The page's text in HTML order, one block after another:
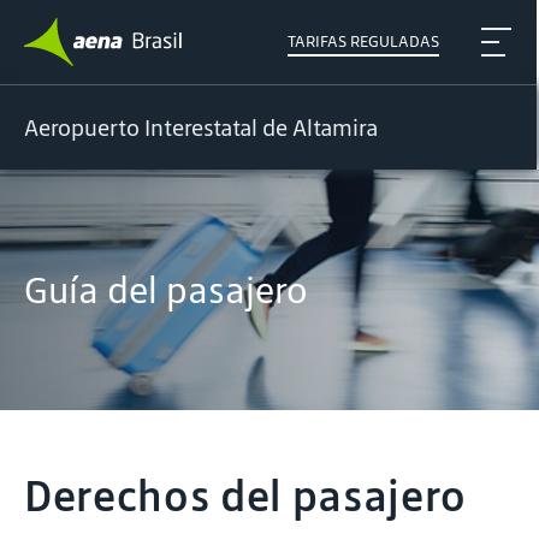
TARIFAS REGULADAS
Aeropuerto Interestatal de Altamira
Guía del pasajero
Derechos del pasajero